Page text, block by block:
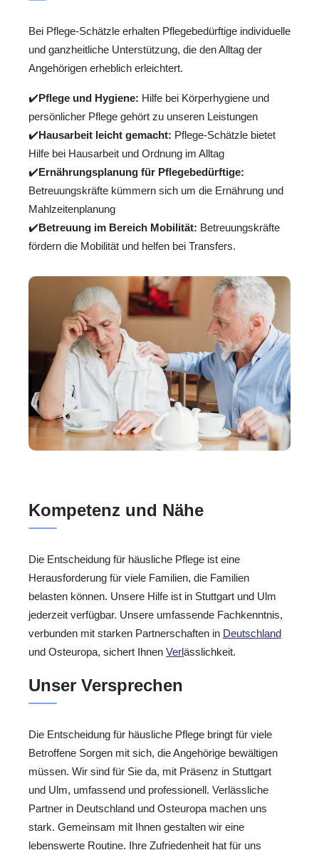
Bei Pflege-Schätzle erhalten Pflegebedürftige individuelle
und ganzheitliche Unterstützung, die den Alltag der
Angehörigen erheblich erleichtert.
✔️Pflege und Hygiene: Hilfe bei Körperhygiene und
persönlicher Pflege gehört zu unseren Leistungen
✔️Hausarbeit leicht gemacht: Pflege-Schätzle bietet
Hilfe bei Hausarbeit und Ordnung im Alltag
✔️Ernährungsplanung für Pflegebedürftige:
Betreuungskräfte kümmern sich um die Ernährung und
Mahlzeitenplanung
✔️Betreuung im Bereich Mobilität: Betreuungskräfte
fördern die Mobilität und helfen bei Transfers.
Kompetenz und Nähe
Die Entscheidung für häusliche Pflege ist eine
Herausforderung für viele Familien, die Familien
belasten können. Unsere Hilfe ist in Stuttgart und Ulm
jederzeit verfügbar. Unsere umfassende Fachkenntnis,
verbunden mit starken Partnerschaften in Deutschland
und Osteuropa, sichert Ihnen Verlässlichkeit.
Unser Versprechen
Die Entscheidung für häusliche Pflege bringt für viele
Betroffene Sorgen mit sich, die Angehörige bewältigen
müssen. Wir sind für Sie da, mit Präsenz in Stuttgart
und Ulm, umfassend und professionell. Verlässliche
Partner in Deutschland und Osteuropa machen uns
stark. Gemeinsam mit Ihnen gestalten wir eine
lebenswerte Routine. Ihre Zufriedenheit hat für uns